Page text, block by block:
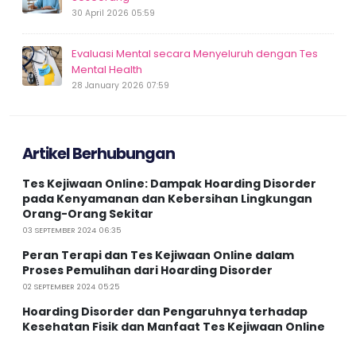
30 April 2026 05:59
Evaluasi Mental secara Menyeluruh dengan Tes
Mental Health
28 January 2026 07:59
Artikel Berhubungan
Tes Kejiwaan Online: Dampak Hoarding Disorder
pada Kenyamanan dan Kebersihan Lingkungan
Orang-Orang Sekitar
03 SEPTEMBER 2024 06:35
Peran Terapi dan Tes Kejiwaan Online dalam
Proses Pemulihan dari Hoarding Disorder
02 SEPTEMBER 2024 05:25
Hoarding Disorder dan Pengaruhnya terhadap
Kesehatan Fisik dan Manfaat Tes Kejiwaan Online